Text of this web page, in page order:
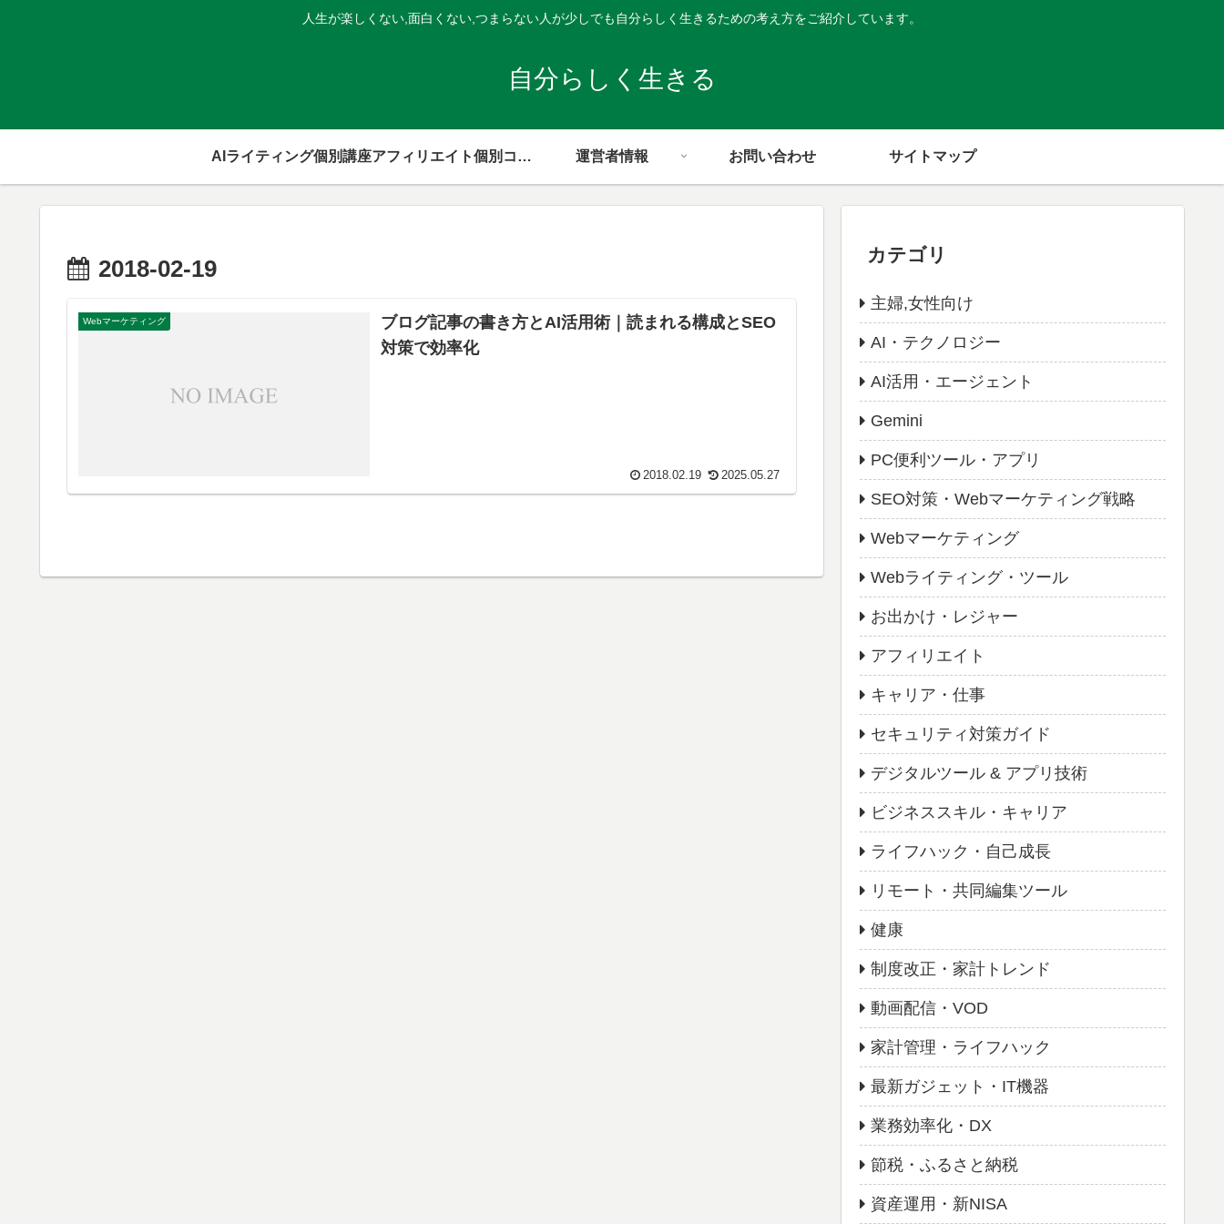
人生が楽しくない,面白くない,つまらない人が少しでも自分らしく生きるための考え方をご紹介しています。
自分らしく生きる
AIライティング個別講座 アフィリエイト個別コンサル 運営者情報 お問い合わせ サイトマップ
2018-02-19
Webマーケティング
ブログ記事の書き方とAI活用術｜読まれる構成とSEO
対策で効率化
2018.02.19 2025.05.27
カテゴリ
主婦,女性向け
AI・テクノロジー
AI活用・エージェント
Gemini
PC便利ツール・アプリ
SEO対策・Webマーケティング戦略
Webマーケティング
Webライティング・ツール
お出かけ・レジャー
アフィリエイト
キャリア・仕事
セキュリティ対策ガイド
デジタルツール & アプリ技術
ビジネススキル・キャリア
ライフハック・自己成長
リモート・共同編集ツール
健康
制度改正・家計トレンド
動画配信・VOD
家計管理・ライフハック
最新ガジェット・IT機器
業務効率化・DX
節税・ふるさと納税
資産運用・新NISA